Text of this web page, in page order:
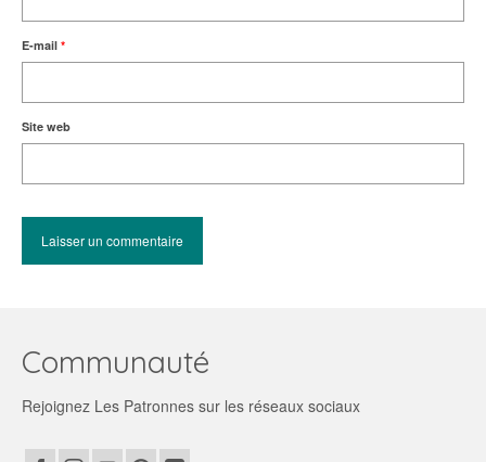
E-mail *
Site web
Communauté
Rejoignez Les Patronnes sur les réseaux sociaux